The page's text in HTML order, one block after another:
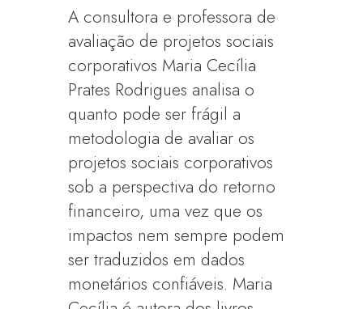
A consultora e professora de
avaliação de projetos sociais
corporativos Maria Cecília
Prates Rodrigues analisa o
quanto pode ser frágil a
metodologia de avaliar os
projetos sociais corporativos
sob a perspectiva do retorno
financeiro, uma vez que os
impactos nem sempre podem
ser traduzidos em dados
monetários confiáveis. Maria